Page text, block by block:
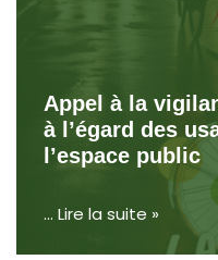
Appel à la
à l’égard des
l’espace public
… Lire la suite »